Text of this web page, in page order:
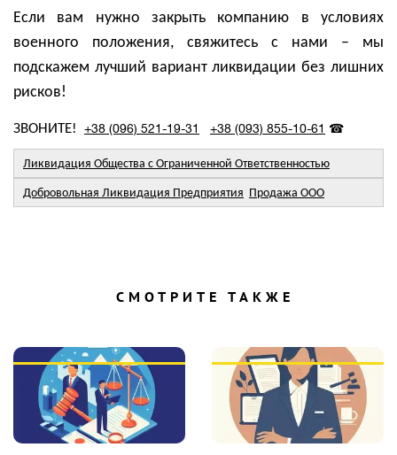
Если вам нужно закрыть компанию в условиях
военного положения, свяжитесь с нами – мы
подскажем лучший вариант ликвидации без лишних
рисков!
ЗВОНИТЕ! +38 (096) 521-19-31 +38 (093) 855-10-61 ☎
Ликвидация Общества с Ограниченной Ответственностью
Добровольная Ликвидация Предприятия Продажа ООО
СМОТРИТЕ ТАКЖЕ